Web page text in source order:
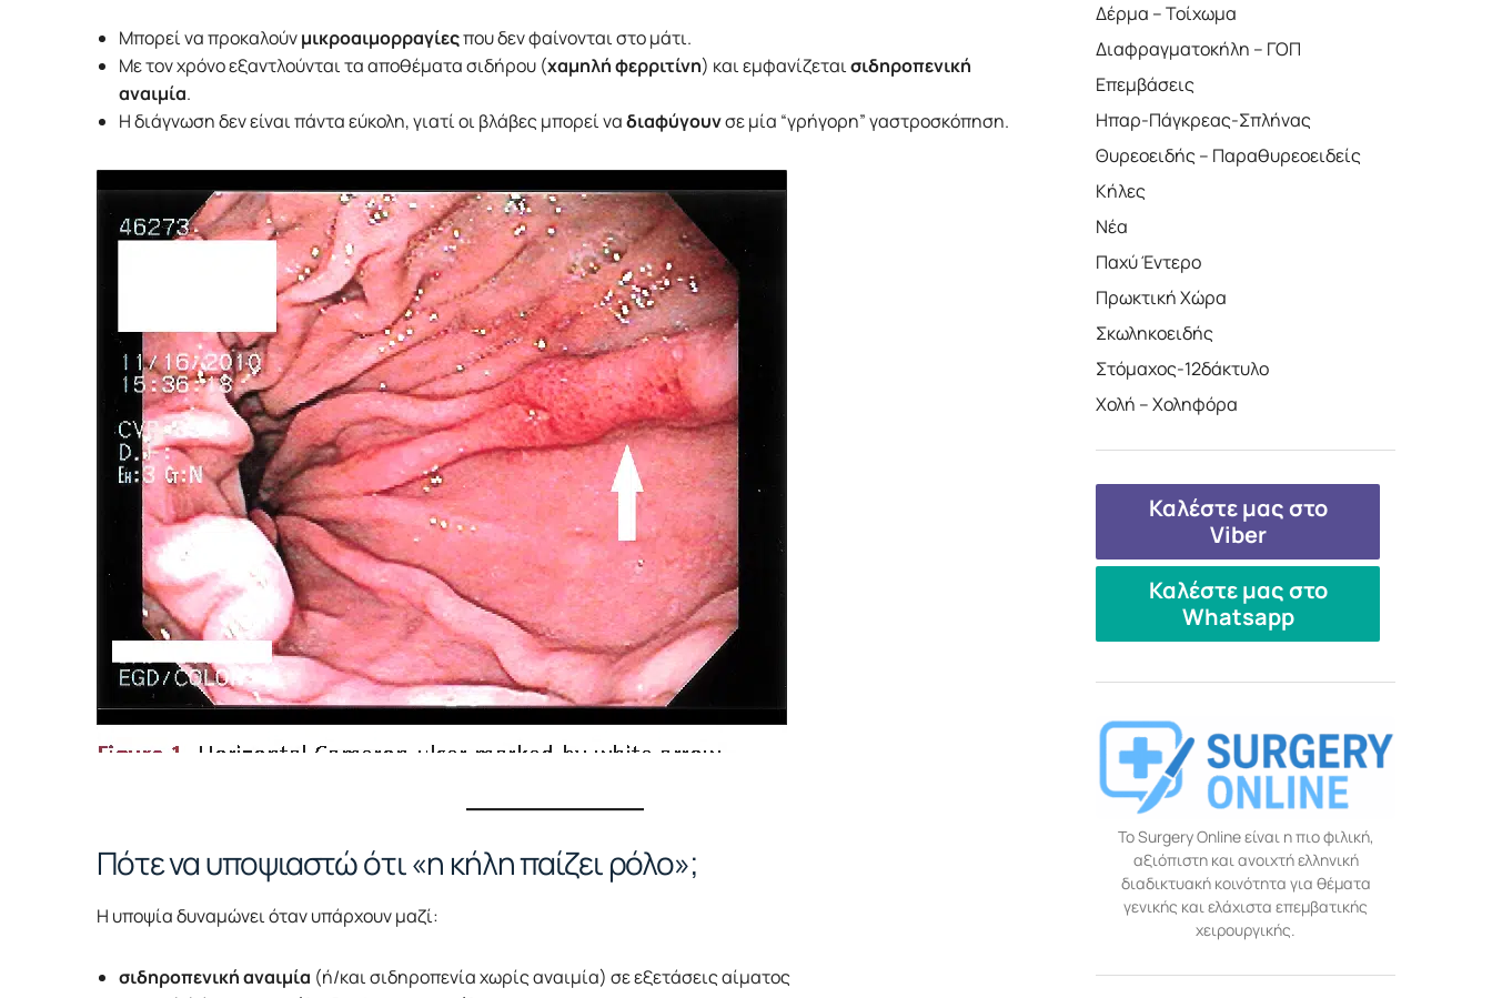
Μπορεί να προκαλούνμικροαιμορραγίεςπου δεν φαίνονται στο μάτι.
Με τον χρόνο εξαντλούνται τα αποθέματα σιδήρου (χαμηλή φερριτίνη) και εμφανίζεταισιδηροπενική
αναιμία.
Η διάγνωση δεν είναι πάντα εύκολη, γιατί οι βλάβες μπορεί ναδιαφύγουνσε μία “γρήγορη” γαστροσκόπηση.
Πότε να υποψιαστώ ότι «η κήλη παίζει ρόλο»;
Η υποψία δυναμώνει όταν υπάρχουν μαζί:
σιδηροπενική αναιμία (ή/και σιδηροπενία χωρίς αναιμία) σε εξετάσεις αίματος
Δέρμα – Τοίχωμα
Διαφραγματοκήλη – ΓΟΠ
Επεμβάσεις
Ηπαρ-Πάγκρεας-Σπλήνας
Θυρεοειδής – Παραθυρεοειδείς
Κήλες
Νέα
Παχύ Έντερο
Πρωκτική Χώρα
Σκωληκοειδής
Στόμαχος-12δάκτυλο
Χολή – Χοληφόρα
Καλέστε μας στο
Viber
Καλέστε μας στο
Whatsapp
Το Surgery Online είναι η πιο φιλική,
αξιόπιστη και ανοιχτή ελληνική
διαδικτυακή κοινότητα για θέματα
γενικής και ελάχιστα επεμβατικής
χειρουργικής.